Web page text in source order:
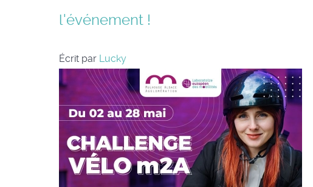
l'événement !
Écrit par Lucky